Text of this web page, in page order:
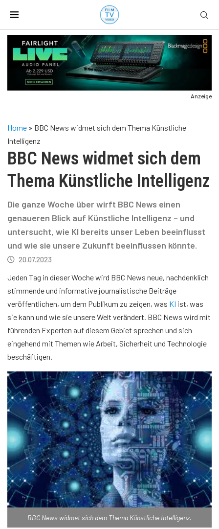
Anzeige
Home » BBC News widmet sich dem Thema Künstliche
Intelligenz
BBC News widmet sich dem
Thema Künstliche Intelligenz
Die ganze Woche über wirft BBC News einen
genaueren Blick auf Künstliche Intelligenz – und
untersucht, wie KI bereits unser Leben beeinflusst
und wie sie unsere Zukunft beeinflussen könnte.
20.07.2023
Jeden Tag in dieser Woche wird BBC News neue, nachdenklich
stimmende und informative journalistische Beiträge
veröffentlichen, um dem Publikum zu zeigen, was KI ist, was
sie kann und wie sie unsere Welt verändert. BBC News wird mit
führenden Experten auf diesem Gebiet sprechen und sich
eingehend mit Themen wie Arbeit, Sicherheit und Technologie
beschäftigen.
BBC News widmet sich dem Thema Künstliche Intelligenz.